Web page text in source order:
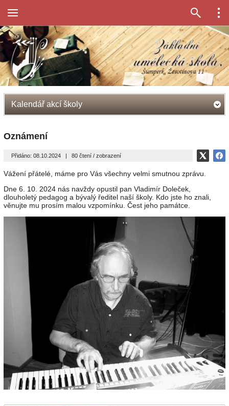
Kalendář akcí školy
Oznámení
Přidáno: 08.10.2024 | 80 čtení / zobrazení
Vážení přátelé, máme pro Vás všechny velmi smutnou zprávu.
Dne 6. 10. 2024 nás navždy opustil pan Vladimír Doleček,
dlouholetý pedagog a bývalý ředitel naší školy. Kdo jste ho znali,
věnujte mu prosím malou vzpomínku. Čest jeho památce.